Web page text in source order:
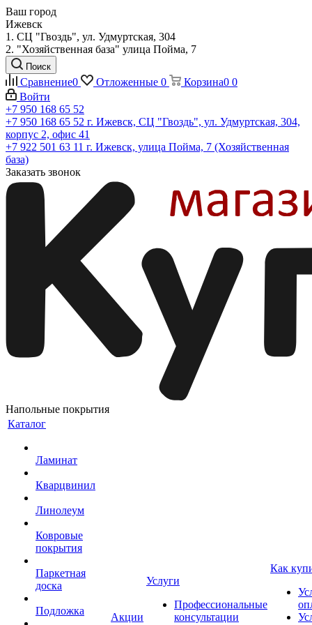
Ваш город
Ижевск
1. СЦ "Гвоздь", ул. Удмуртская, 304
2. "Хозяйственная база" улица Пойма, 7
Поиск
Сравнение0 Отложенные 0 Корзина0 0
Войти
+7 950 168 65 52
+7 950 168 65 52 г. Ижевск, СЦ "Гвоздь", ул. Удмуртская, 304,
корпус 2, офис 41
+7 922 501 63 11 г. Ижевск, улица Пойма, 7 (Хозяйственная
база)
Заказать звонок
Напольные покрытия
Каталог
Ламинат
Кварцвинил
Линолеум
Ковровые
покрытия
Паркетная
доска
Подложка
Акции
Услуги
Профессиональные
консультации
Как